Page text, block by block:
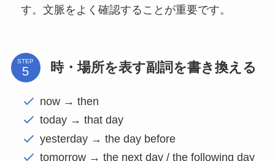
す。文脈をよく確認することが重要です。
STEP 時・場所を表す副詞を書き換える
now → then
today → that day
yesterday → the day before
tomorrow → the next day / the following day